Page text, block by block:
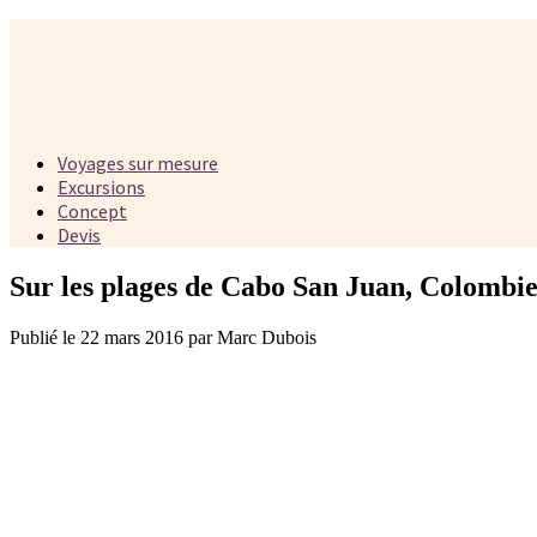
Voyages sur mesure
Excursions
Concept
Devis
Sur les plages de Cabo San Juan, Colombie
Publié le 22 mars 2016 par Marc Dubois